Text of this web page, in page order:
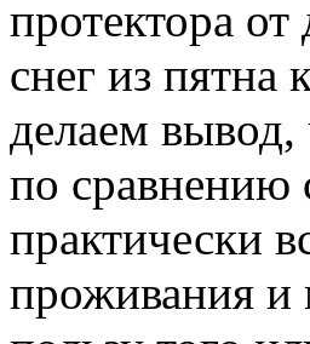
протектора от
снег из пятна
делаем вывод,
по
практически
проживания и